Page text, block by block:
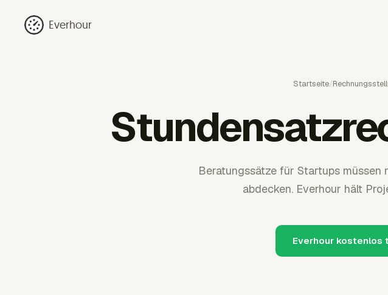
Everhour
Startseite/
Beratungssätze für Startups müssen
abdecken. Everhour hält
Everhour kostenlos